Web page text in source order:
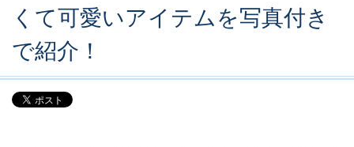
くて可愛いアイテムを写真付き
で紹介！